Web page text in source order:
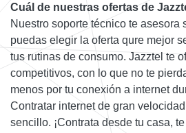
Cuál de nuestras ofertas de
Nuestro soporte técnico te asesora
puedas elegir la oferta qure mejor
tus rutinas de consumo. Jazztel te
competitivos, con lo que no te
menos por tu conexión a internet
Contratar internet de gran
sencillo. ¡Contrata desde tu casa,